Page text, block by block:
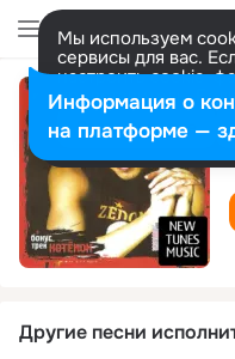
Мы используем
сервисы для вас.
настроить cookie-
представитель.
Разрешить все
Другие песни
Информация о
на платформе —